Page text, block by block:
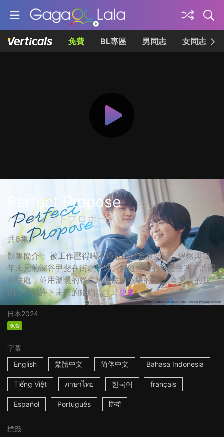
免費 BL專區 男同志 女同志
Perfect Propose
パーフェクトプロポーズ
共6集
影集簡介： 被工作壓得喘不過氣的社畜渡浩國，偶然與12
年未見的深谷甲斐在街頭重逢。無處可去的甲斐住進了浩國
的住處，並用溫暖的餐食治癒疲憊不堪的他。 ☆過去的我
們，早已許下未來的婚約…… ... 更多
日本2024
免費
字幕
English
繁體中文 简体中文 Bahasa Indonesia
Tiếng Việt ภาษาไทย 한국어 français
Español Português हिन्दी
標籤